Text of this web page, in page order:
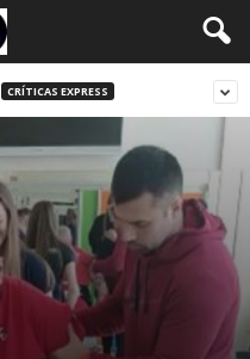
CRÍTICAS EXPRESS